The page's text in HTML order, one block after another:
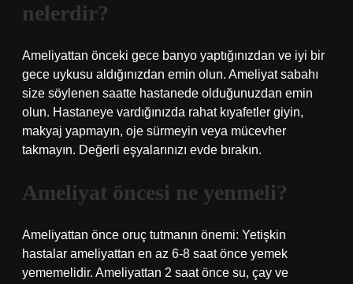
nelerdir?
Ameliyattan önceki gece banyo yaptığınızdan ve iyi bir
gece uykusu aldığınızdan emin olun. Ameliyat sabahı
size söylenen saatte hastanede olduğunuzdan emin
olun. Hastaneye vardığınızda rahat kıyafetler giyin,
makyaj yapmayın, oje sürmeyin veya mücevher
takmayın. Değerli eşyalarınızı evde bırakın.
Ameliyat öncesi ne yenmeli?
Ameliyattan önce oruç tutmanın önemi: Yetişkin
hastalar ameliyattan en az 6-8 saat önce yemek
yememelidir. Ameliyattan 2 saat önce su, çay ve